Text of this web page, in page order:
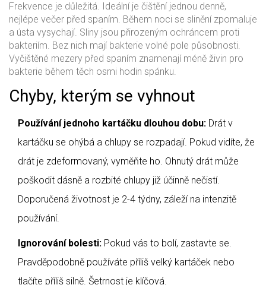
Frekvence je důležitá. Ideální je čištění jednou denně,
nejlépe večer před spaním. Během noci se slinění zpomaluje
a ústa vysychají. Sliny jsou přirozeným ochráncem proti
bakteriím. Bez nich mají bakterie volné pole působnosti.
Vyčištěné mezery před spaním znamenají méně živin pro
bakterie během těch osmi hodin spánku.
Chyby, kterým se vyhnout
Používání jednoho kartáčku dlouhou dobu: Drát v
kartáčku se ohýbá a chlupy se rozpadají. Pokud vidíte, že
drát je zdeformovaný, vyměňte ho. Ohnutý drát může
poškodit dásně a rozbité chlupy již účinně nečistí.
Doporučená životnost je 2-4 týdny, záleží na intenzitě
používání.
Ignorování bolesti: Pokud vás to bolí, zastavte se.
Pravděpodobně používáte příliš velký kartáček nebo
tlačíte příliš silně. Šetrnost je klíčová.